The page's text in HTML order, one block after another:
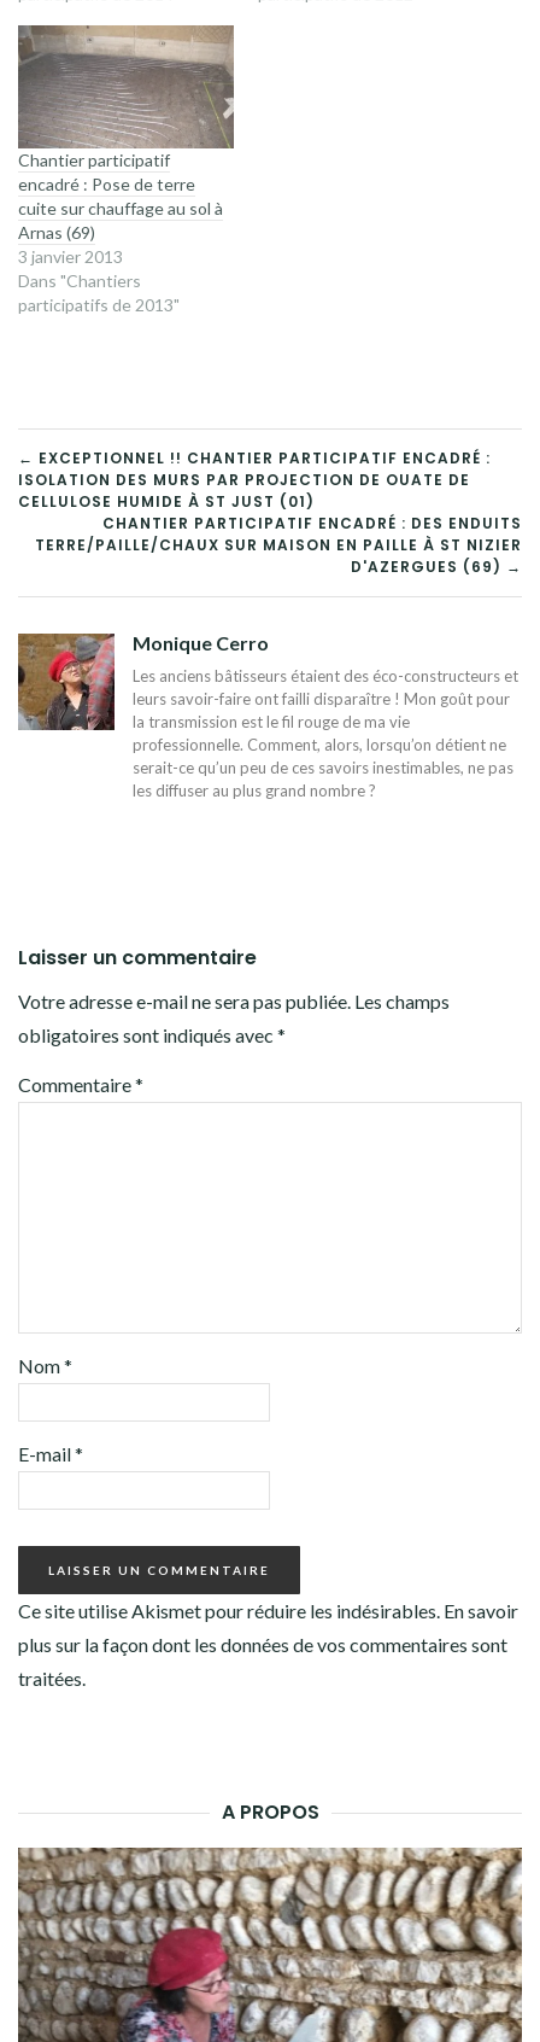
Chantier participatif
encadré : Pose de terre
cuite sur chauffage au sol à
Arnas (69)
3 janvier 2013
Dans "Chantiers
participatifs de 2013"
NAVIGATION
DE
L’ARTICLE
← EXCEPTIONNEL !! CHANTIER PARTICIPATIF ENCADRÉ :
ISOLATION DES MURS PAR PROJECTION DE OUATE DE
CELLULOSE HUMIDE À ST JUST (01)
CHANTIER PARTICIPATIF ENCADRÉ : DES ENDUITS
TERRE/PAILLE/CHAUX SUR MAISON EN PAILLE À ST NIZIER
D'AZERGUES (69) →
Monique Cerro
Les anciens bâtisseurs étaient des éco-constructeurs et
leurs savoir-faire ont failli disparaître ! Mon goût pour
la transmission est le fil rouge de ma vie
professionnelle. Comment, alors, lorsqu’on détient ne
serait-ce qu’un peu de ces savoirs inestimables, ne pas
les diffuser au plus grand nombre ?
Laisser un commentaire
Votre adresse e-mail ne sera pas publiée. Les champs
obligatoires sont indiqués avec *
Commentaire*
Nom*
E-mail*
Ce site utilise Akismet pour réduire les indésirables. En savoir
plus sur la façon dont les données de vos commentaires sont
traitées.
A PROPOS